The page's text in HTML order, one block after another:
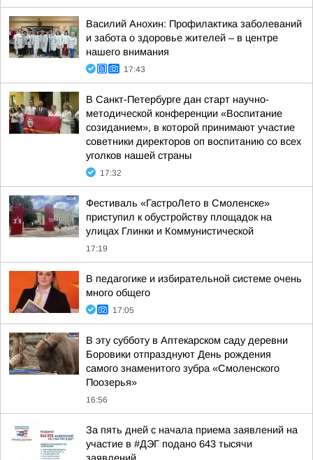
Василий Анохин: Профилактика заболеваний
и забота о здоровье жителей – в центре
нашего внимания
17:43
В Санкт-Петербурге дан старт научно-
методической конференции «Воспитание
созиданием», в которой принимают участие
советники директоров оп воспитанию со всех
уголков нашей страны
17:32
Фестиваль «ГастроЛето в Смоленске»
приступил к обустройству площадок на
улицах Глинки и Коммунистической
17:19
В педагогике и избирательной системе очень
много общего
17:05
В эту субботу в Аптекарском саду деревни
Боровики отпразднуют День рождения
самого знаменитого зубра «Смоленского
Поозерья»
16:56
За пять дней с начала приема заявлений на
участие в #ДЭГ подано 643 тысячи